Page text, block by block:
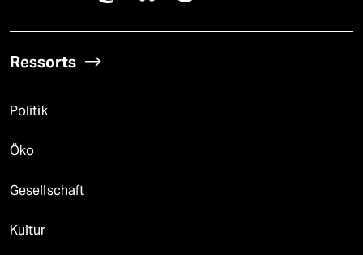
Ressorts
Politik
Öko
Gesellschaft
Kultur